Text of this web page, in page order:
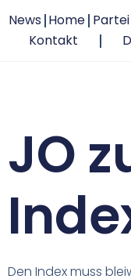
News Home Partei
Kontakt
JO
Den Index muss